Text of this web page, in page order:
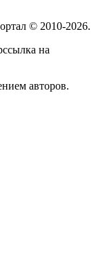
© 2010-2026.
на
авторов.